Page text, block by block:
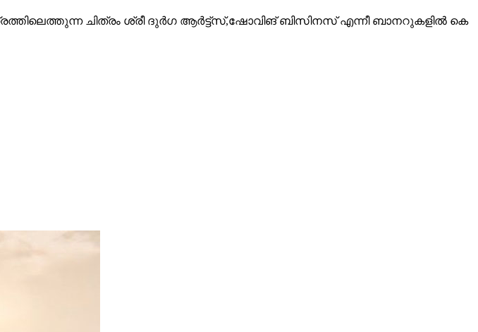
ചിത്രം ശ്രീ ദുർഗ ആർട്ട്സ്,ഷോവിങ് ബിസിനസ് എന്നീ ബാനറുകളിൽ കെ